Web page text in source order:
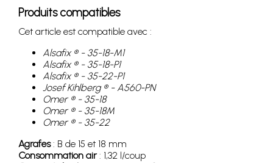
Produits compatibles
Cet article est compatible avec :
Alsafix ® - 35-18-M1
Alsafix ® - 35-18-P1
Alsafix ® - 35-22-P1
Josef Kihlberg ® - A560-PN
Omer ® - 35-18
Omer ® - 35-18M
Omer ® - 35-22
Agrafes: B de 15 et 18 mm
Consommation air: 1,32 l/coup